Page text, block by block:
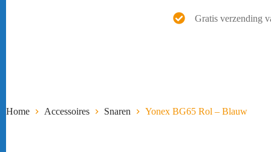
Gratis verzending
Home Accessoires Snaren Yonex BG65 Rol – Blauw